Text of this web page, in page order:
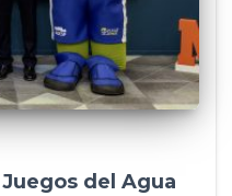
del Agua